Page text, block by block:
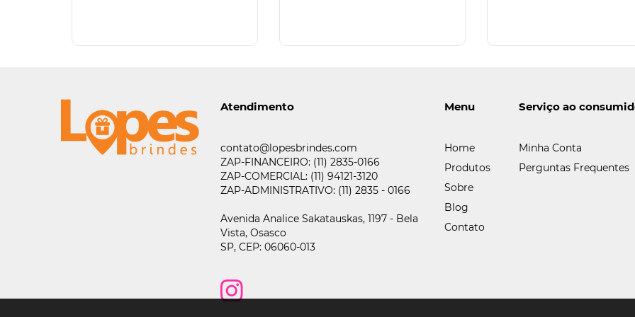
Atendimento
contato@lopesbrindes.com
ZAP-FINANCEIRO: (11) 2835-0166
ZAP-COMERCIAL: (11) 94121-3120
ZAP-ADMINISTRATIVO: (11) 2835 - 0166
Avenida Analice Sakatauskas, 1197 - Bela
Vista, Osasco
SP, CEP: 06060-013
Menu
Home
Produtos
Sobre
Blog
Contato
Serviço ao
Minha Conta
Perguntas Frequentes